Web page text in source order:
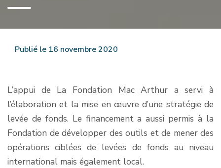
Publié le 16 novembre 2020
L’appui de La Fondation Mac Arthur a servi à
l’élaboration et la mise en œuvre d’une stratégie de
levée de fonds. Le financement a aussi permis à la
Fondation de développer des outils et de mener des
opérations ciblées de levées de fonds au niveau
international mais également local.